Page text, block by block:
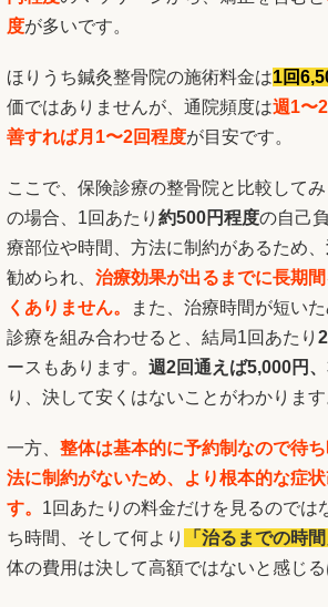
度が多いです。
ほりうち鍼灸整骨院の施術料金は1回
価ではありませんが、通院頻度は週1〜
善すれば月1〜2回程度が目安です。
ここで、保険診療の整骨院と比較して
の場合、1回あたり 約500円程度の自己
療部位や時間、方法に制約があるため、
勧められ、 治療効果が出るまでに長期
くありません。
また、治療時間が短い
診療を組み合わせると、結局1回あたり
ースもあります。 週2回通えば5,000円
り、決して安くはないことがわかります
一方、 整体は基本的に予約制なので待
法に制約がないため、より根本的な症
す。 1回あたりの料金だけを見るのでは
ち時間、そして何より
「治るまでの時間
体の費用は決して高額ではないと感じる